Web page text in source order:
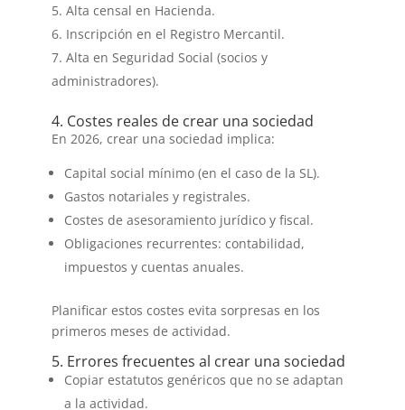
Alta censal en Hacienda.
Inscripción en el Registro Mercantil.
Alta en Seguridad Social (socios y
administradores).
4. Costes reales de crear una sociedad
En 2026, crear una sociedad implica:
Capital social mínimo (en el caso de la SL).
Gastos notariales y registrales.
Costes de asesoramiento jurídico y fiscal.
Obligaciones recurrentes: contabilidad,
impuestos y cuentas anuales.
Planificar estos costes evita sorpresas en los
primeros meses de actividad.
5. Errores frecuentes al crear una sociedad
Copiar estatutos genéricos que no se adaptan
a la actividad.